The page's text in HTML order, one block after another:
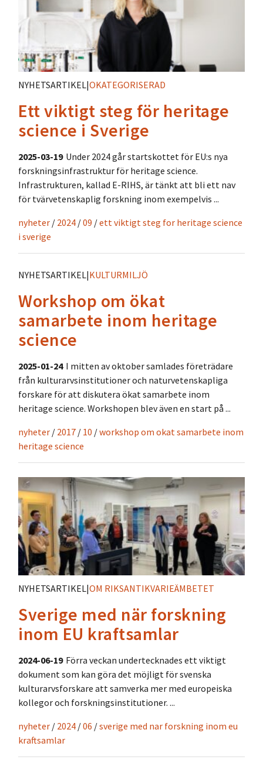
NYHETSARTIKEL|OKATEGORISERAD
Ett viktigt steg för heritage
science i Sverige
2025-03-19 Under 2024 går startskottet för EU:s nya
forskningsinfrastruktur för heritage science.
Infrastrukturen, kallad E-RIHS, är tänkt att bli ett nav
för tvärvetenskaplig forskning inom exempelvis ...
nyheter / 2024 /09 /ett viktigt steg for heritage science
i sverige
NYHETSARTIKEL|KULTURMILJÖ
Workshop om ökat
samarbete inom heritage
science
2025-01-24 I mitten av oktober samlades företrädare
från kulturarvsinstitutioner och naturvetenskapliga
forskare för att diskutera ökat samarbete inom
heritage science. Workshopen blev även en start på ...
nyheter / 2017 / 10 /workshop om okat samarbete inom
heritage science
NYHETSARTIKEL|OM RIKSANTIKVARIEÄMBETET
Sverige med när forskning
inom EU kraftsamlar
2024-06-19 Förra veckan undertecknades ett viktigt
dokument som kan göra det möjligt för svenska
kulturarvsforskare att samverka mer med europeiska
kollegor och forskningsinstitutioner. ...
nyheter / 2024 /06 /sverige med nar forskning inom eu
kraftsamlar